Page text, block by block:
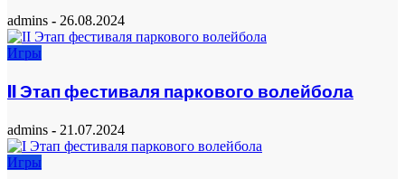
admins - 26.08.2024
Игры
II Этап фестиваля паркового волейбола
admins - 21.07.2024
Игры